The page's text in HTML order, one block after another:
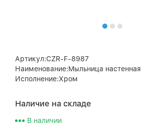
Артикул:CZR-F-8987
Наименование:Мыльница настенная
Исполнение:Хром
Наличие на складе
В наличии